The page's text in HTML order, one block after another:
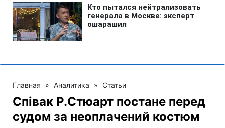
Главная » Аналитика » Статьи
Співак Р.Стюарт постане перед
судом за неоплачений костюм